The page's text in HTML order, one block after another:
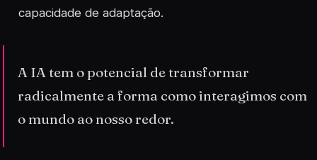
capacidade de adaptação.
A IA tem o potencial de transformar
radicalmente a forma como interagimos com
o mundo ao nosso redor.